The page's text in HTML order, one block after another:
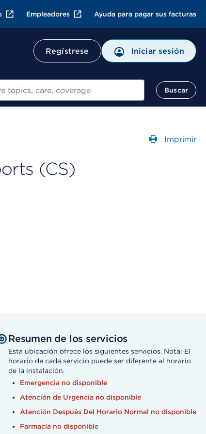
Empleadores Ayuda para pagar sus facturas
Regístrese Iniciar sesión
Buscar
Imprimir
(CS)
Resumen de los servicios
Esta ubicación ofrece los siguientes servicios. Nota: El
horario de cada servicio puede ser diferente al horario
de la instalación.
Emergencia no disponible
Atención de Urgencia no disponible
Atención Después Del Horario Normal no disponible
Farmacia no disponible